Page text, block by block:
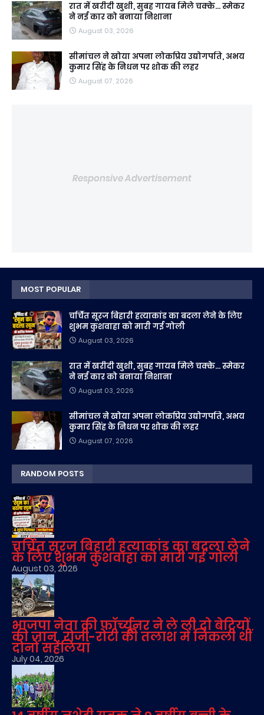
रात में खरीदी खुशी, सुबह गायब मिले चक्के... स्मेकर
ने नई कार को बनाया निशाना
August 03, 2026
सीमांचल ने खोया अपना लोकप्रिय उद्योगपति, अभय
कुमार सिंह के निधन पर शोक की लहर
August 07, 2026
Responsive Advertisement
MOST POPULAR
चर्चित सूरज बिहारी हत्याकांड का बदला लेने के लिए
शुभम कुशवाहा को मारी गई गोली
August 03, 2026
रात में खरीदी खुशी, सुबह गायब मिले चक्के... स्मेकर
ने नई कार को बनाया निशाना
August 03, 2026
सीमांचल ने खोया अपना लोकप्रिय उद्योगपति, अभय
कुमार सिंह के निधन पर शोक की लहर
August 07, 2026
RANDOM POSTS
चर्चित सूरज बिहारी हत्याकांड का बदला लेने
के लिए शुभम कुशवाहा को मारी गई गोली
August 03, 2026
भाजपा नेता की फॉर्च्यूनर ने ले ली दो बेटियों
की जान, रोजी-रोटी की तलाश में निकली थीं
दोनों सहेलियां
July 04, 2026